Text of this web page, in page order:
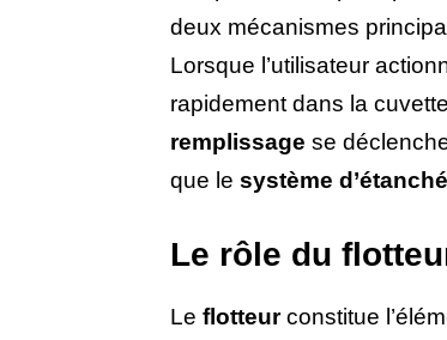
deux mécanismes
Lorsque l’utilisateur
rapidement dans la
remplissage se
que le système
Le rôle du
Le flotteurconstitue